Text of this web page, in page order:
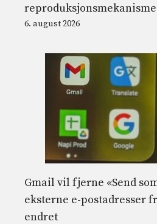
6. august 2026
Gmail vil fjerne «Send
eksterne e-postadresser
endret